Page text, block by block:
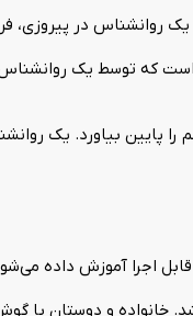
در پیروزی،
که توسط یک
پایین بیاورد. یک
اجرا آموزش داده
و دوستان با